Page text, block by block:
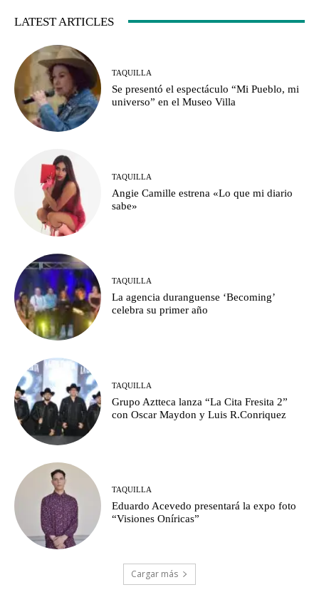
LATEST ARTICLES
TAQUILLA
Se presentó el espectáculo “Mi Pueblo, mi
universo” en el Museo Villa
TAQUILLA
Angie Camille estrena «Lo que mi diario
sabe»
TAQUILLA
La agencia duranguense ‘Becoming’
celebra su primer año
TAQUILLA
Grupo Aztteca lanza “La Cita Fresita 2”
con Oscar Maydon y Luis R.Conriquez
TAQUILLA
Eduardo Acevedo presentará la expo foto
“Visiones Oníricas”
Cargar más